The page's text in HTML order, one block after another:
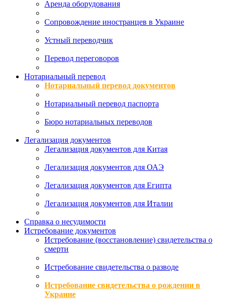
Аренда оборудования
Сопровождение иностранцев в Украине
Устный переводчик
Перевод переговоров
Нотариальный перевод
Нотариальный перевод документов
Нотариальный перевод паспорта
Бюро нотариальных переводов
Легализация документов
Легализация документов для Китая
Легализация документов для ОАЭ
Легализация документов для Египта
Легализация документов для Италии
Справка о несудимости
Истребование документов
Истребование (восстановление) свидетельства о
смерти
Истребование свидетельства о разводе
Истребование свидетельства о рождении в
Украине